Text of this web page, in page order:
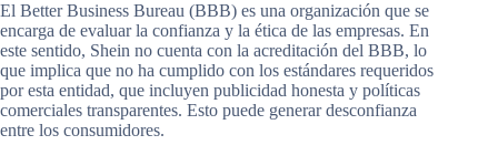
El Better Business Bureau (BBB) es una organización que se
encarga de evaluar la confianza y la ética de las empresas. En
este sentido, Shein no cuenta con la acreditación del BBB, lo
que implica que no ha cumplido con los estándares requeridos
por esta entidad, que incluyen publicidad honesta y políticas
comerciales transparentes. Esto puede generar desconfianza
entre los consumidores.